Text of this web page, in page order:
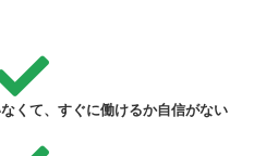
くて、すぐに働けるか自信がない